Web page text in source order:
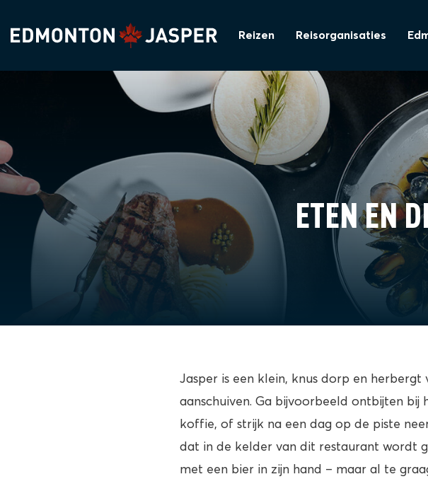
Reizen Reisorganisaties
ETEN EN
Jasper is een klein, knus dorp en herbergt
aanschuiven. Ga bijvoorbeeld ontbijten bij
koffie, of strijk na een dag op de piste
dat in de kelder van dit restaurant wordt
met een bier in zijn hand – maar al te